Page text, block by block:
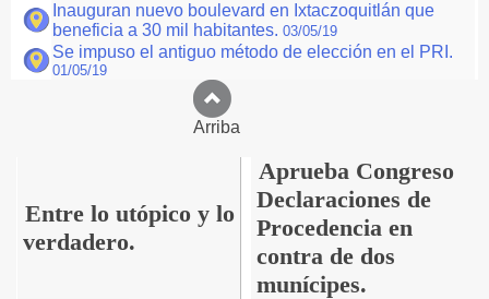
Inauguran nuevo boulevard en Ixtaczoquitlán que
beneficia a 30 mil habitantes. 03/05/19
Se impuso el antiguo método de elección en el PRI.
01/05/19
Arriba
Entre lo utópico y lo
verdadero.
Aprueba Congreso
Declaraciones de
Procedencia en
contra de dos
munícipes.